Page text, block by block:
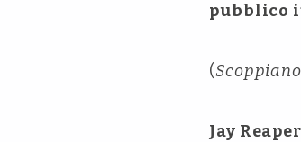
pubblico
(
Jay